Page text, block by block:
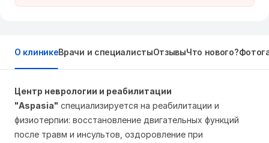
О клиникеВрачи и специалистыОтзывыЧто нового?
Центр неврологии и реабилитации
"Aspasia" специализируется на реабилитации и
физиотерпии: восстановление двигательных функций
после травм и инсультов, оздоровление при